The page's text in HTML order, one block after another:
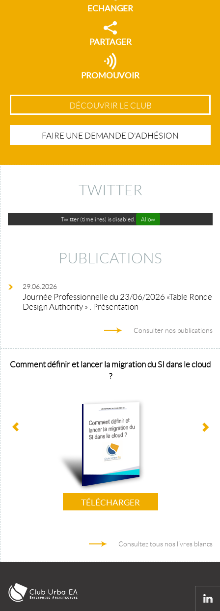
ECHANGER
PARTAGER
PROMOUVOIR
DÉCOUVRIR LE CLUB
FAIRE UNE DEMANDE D'ADHÉSION
TWITTER
Twitter (timelines) is disabled. Allow
PUBLICATIONS
29.06.2026
Journée Professionnelle du 23/06/2026 «Table Ronde
Design Authority » : Présentation
Consulter nos publications
Comment définir et lancer la migration du SI dans le cloud
?
TÉLÉCHARGER
Consultez tous nos livres blancs